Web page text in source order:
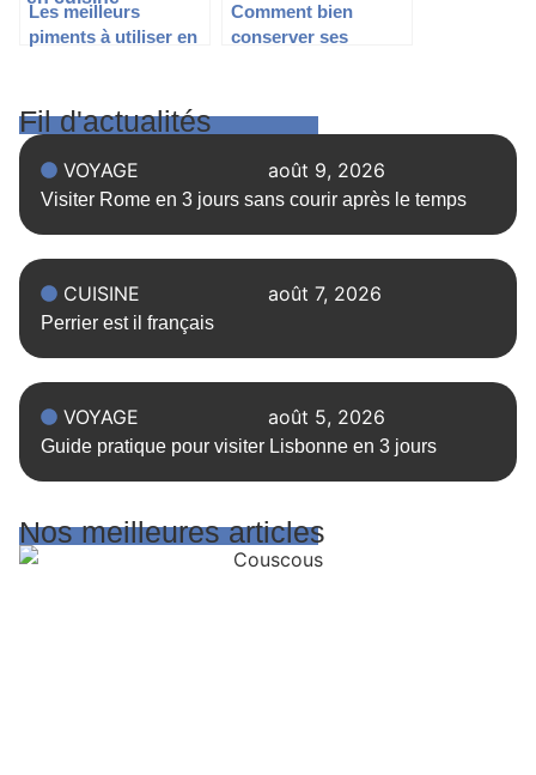
Les meilleurs
piments à utiliser en
Comment bien
conserver ses
Fil d'actualités
VOYAGE août 9, 2026
Visiter Rome en 3 jours sans courir après le temps
CUISINE août 7, 2026
Perrier est il français
VOYAGE août 5, 2026
Guide pratique pour visiter Lisbonne en 3 jours
Nos meilleures articles